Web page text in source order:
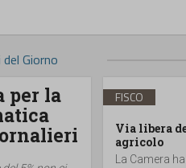
Giorno
per la
FISCO
Via libera
agricolo
La Camera